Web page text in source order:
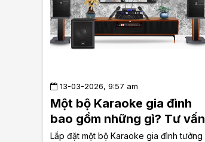
13-03-2026, 9:57 am
Một bộ Karaoke gia đình
bao gồm những gì? Tư vấn
của Long Audio
Lắp đặt một bộ Karaoke gia đình tưởng